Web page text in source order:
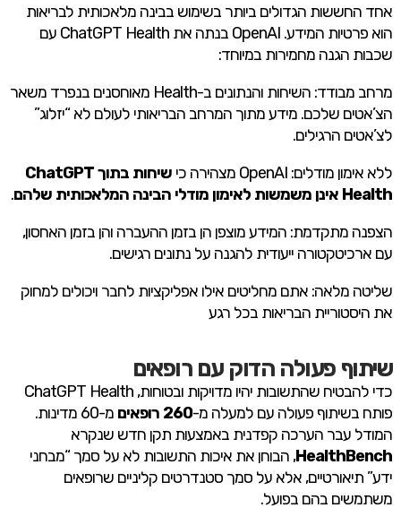
אחד החששות הגדולים ביותר בשימוש בבינה מלאכותית לבריאות
הוא פרטיות המידע. OpenAI בנתה את ChatGPT Health עם
שכבות הגנה מחמירות במיוחד:
מרחב מבודד: השיחות והנתונים ב-Health מאוחסנים בנפרד משאר
הצ’אטים שלכם. מידע מתוך המרחב הבריאותי לעולם לא “יזלוג”
לצ’אטים הרגילים.
ללא אימון מודלים: OpenAI מצהירה כי
שיחות בתוך ChatGPT
Health אינן משמשות לאימון מודלי הבינה המלאכותית שלהם
.
הצפנה מתקדמת: המידע מוצפן הן בזמן ההעברה והן בזמן האחסון,
עם ארכיטקטורה ייעודית להגנה על נתונים רגישים.
שליטה מלאה: אתם מחליטים אילו אפליקציות לחבר ויכולים למחוק
את היסטוריית הבריאות בכל רגע
שיתוף פעולה הדוק עם רופאים
כדי להבטיח שהתשובות יהיו מדויקות ובטוחות, ChatGPT Health
פותח בשיתוף פעולה עם למעלה מ-260 רופאים
מ-60 מדינות.
המודל עבר הערכה קפדנית באמצעות תקן חדש שנקרא
HealthBench, הבוחן את איכות התשובות לא על סמך “מבחני
ידע” תיאורטיים, אלא על סמך סטנדרטים קליניים שרופאים
משתמשים בהם בפועל.